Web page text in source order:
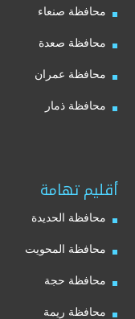
محافظة صنعاء
محافظة صعدة
محافظة عمران
محافظة ذمار
أقليم تهامة
محافظة الحديدة
محافظة المحويت
محافظة حجة
محافظة ريمة